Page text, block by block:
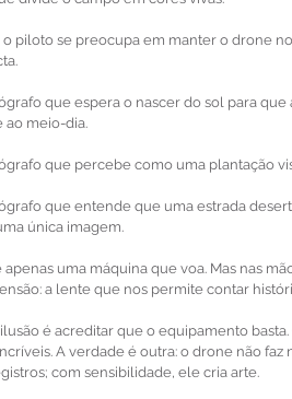
o piloto se preocupa em manter o drone
que espera o nascer do sol para
ao meio-dia.
que percebe como uma plantação
que entende que uma estrada
única imagem.
apenas uma máquina que voa. Mas nas
a lente que nos permite contar
é acreditar que o equipamento
A verdade é outra: o drone não
com sensibilidade, ele cria arte.